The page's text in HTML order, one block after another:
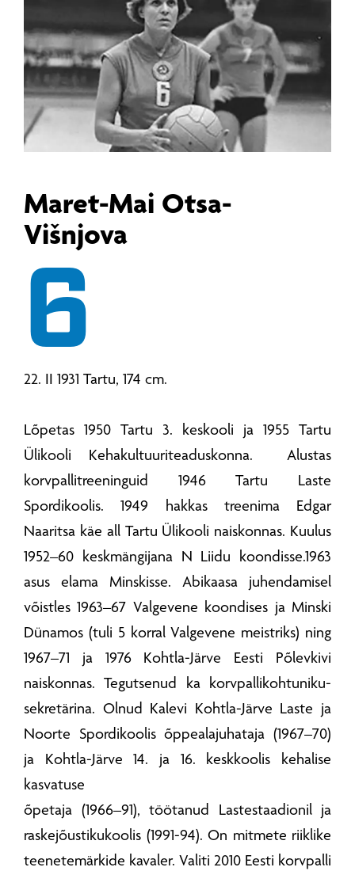
Maret-Mai Otsa-
Višnjova
6
22. II 1931 Tartu, 174 cm.
Lõpetas 1950 Tartu 3. keskooli ja 1955 Tartu
Ülikooli Kehakultuuriteaduskonna. Alustas
korvpallitreeninguid 1946 Tartu Laste
Spordikoolis. 1949 hakkas treenima Edgar
Naaritsa käe all Tartu Ülikooli naiskonnas. Kuulus
1952–60 keskmängijana N Liidu koondisse.1963
asus elama Minskisse. Abikaasa juhendamisel
võistles 1963–67 Valgevene koondises ja Minski
Dünamos (tuli 5 korral Valgevene meistriks) ning
1967–71 ja 1976 Kohtla-Järve Eesti Põlevkivi
naiskonnas. Tegutsenud ka korvpallikohtuniku-
sekretärina. Olnud Kalevi Kohtla-Järve Laste ja
Noorte Spordikoolis õppealajuhataja (1967–70)
ja Kohtla-Järve 14. ja 16. keskkoolis kehalise
kasvatuse
õpetaja (1966–91), töötanud Lastestaadionil ja
raskejõustikukoolis (1991-94). On mitmete riiklike
teenetemärkide kavaler. Valiti 2010 Eesti korvpalli